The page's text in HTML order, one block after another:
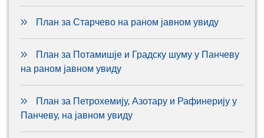
План за Старчево на раном јавном увиду
План за Потамишје и Градску шуму у Панчеву
на раном јавном увиду
План за Петрохемију, Азотару и Рафинерију у
Панчеву, на јавном увиду